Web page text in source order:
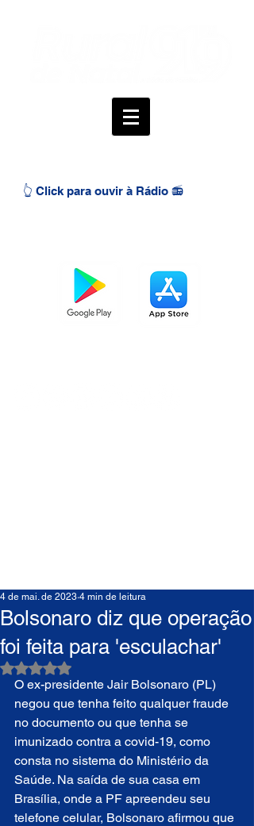
👆 Click para ouvir à Rádio 📻
Bolsonaro diz que operação
foi feita para 'esculachar'
4 de mai. de 2023 4 min de leitura
Avaliado com NaN de 5 estrelas.
O ex-presidente Jair Bolsonaro (PL)
negou que tenha feito qualquer fraude
no documento ou que tenha se
imunizado contra a covid-19, como
consta no sistema do Ministério da
Saúde. Na saída de sua casa em
Brasília, onde a PF apreendeu seu
telefone celular, Bolsonaro afirmou que